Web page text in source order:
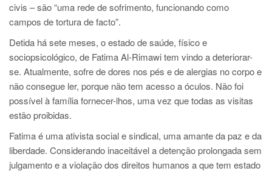
civis – são “uma rede de sofrimento, funcionando como
campos de tortura de facto”.
Detida há sete meses, o estado de saúde, físico e
sociopsicológico, de Fatima Al-Rimawi tem vindo a deteriorar-
se. Atualmente, sofre de dores nos pés e de alergias no corpo e
não consegue ler, porque não tem acesso a óculos. Não foi
possível à família fornecer-lhos, uma vez que todas as visitas
estão proibidas.
Fatima é uma ativista social e sindical, uma amante da paz e da
liberdade. Considerando inaceitável a detenção prolongada sem
julgamento e a violação dos direitos humanos a que tem estado